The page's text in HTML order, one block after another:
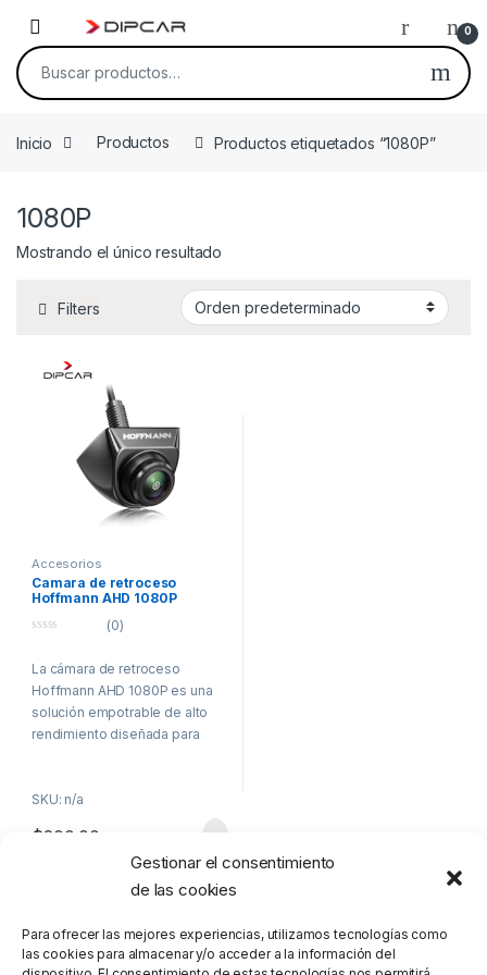
Gestionar el consentimiento
de las cookies
Para ofrecer las mejores experiencias, utilizamos tecnologías como
las cookies para almacenar y/o acceder a la información del
0
Buscar por:
Inicio Productos Productos etiquetados “1080P”
1080P
Mostrando el único resultado
Filters
Accesorios
Camara de retroceso
Hoffmann AHD 1080P
u
t
o
f
5
(0)
La cámara de retroceso
Hoffmann AHD 1080P es una
solución empotrable de alto
rendimiento diseñada para
combina perfectamente con el
1080P, esta cámara
proporciona una imagen nítida
seguridad y facilidad al
estacionar.
SKU: n/a
$200.00
Mostrando el único resultado